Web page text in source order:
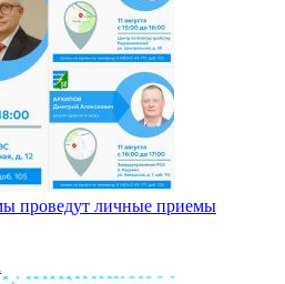
проведут личные приемы